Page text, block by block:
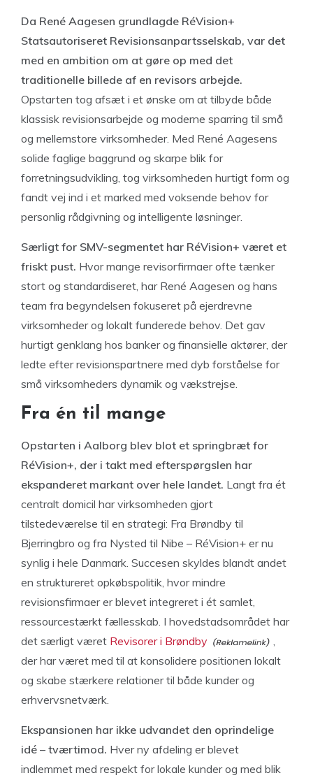
Da René Aagesen grundlagde RéVision+
Statsautoriseret Revisionsanpartsselskab, var det
med en ambition om at gøre op med det
traditionelle billede af en revisors arbejde.
Opstarten tog afsæt i et ønske om at tilbyde både
klassisk revisionsarbejde og moderne sparring til små
og mellemstore virksomheder. Med René Aagesens
solide faglige baggrund og skarpe blik for
forretningsudvikling, tog virksomheden hurtigt form og
fandt vej ind i et marked med voksende behov for
personlig rådgivning og intelligente løsninger.
Særligt for SMV-segmentet har RéVision+ været et
friskt pust. Hvor mange revisorfirmaer ofte tænker
stort og standardiseret, har René Aagesen og hans
team fra begyndelsen fokuseret på ejerdrevne
virksomheder og lokalt funderede behov. Det gav
hurtigt genklang hos banker og finansielle aktører, der
ledte efter revisionspartnere med dyb forståelse for
små virksomheders dynamik og vækstrejse.
Fra én til mange
Opstarten i Aalborg blev blot et springbræt for
RéVision+, der i takt med efterspørgslen har
ekspanderet markant over hele landet. Langt fra ét
centralt domicil har virksomheden gjort
tilstedeværelse til en strategi: Fra Brøndby til
Bjerringbro og fra Nysted til Nibe – RéVision+ er nu
synlig i hele Danmark. Succesen skyldes blandt andet
en struktureret opkøbspolitik, hvor mindre
revisionsfirmaer er blevet integreret i ét samlet,
ressourcestærkt fællesskab. I hovedstadsområdet har
det særligt været Revisorer i Brøndby
der har været med til at konsolidere positionen lokalt
og skabe stærkere relationer til både kunder og
erhvervsnetværk.
Ekspansionen har ikke udvandet den oprindelige
idé – tværtimod. Hver ny afdeling er blevet
indlemmet med respekt for lokale kunder og med blik